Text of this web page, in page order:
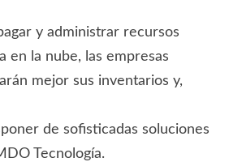
y administrar recursos
en la nube, las empresas
mejor sus inventarios y,
de sofisticadas soluciones
Tecnología.